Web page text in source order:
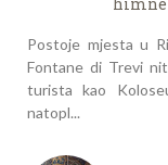
Postoje mjesta u
Fontane di Trevi
turista kao
natopl...